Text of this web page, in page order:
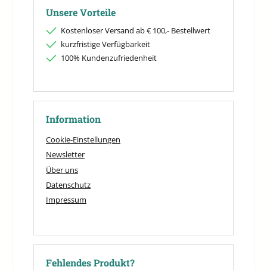
Unsere Vorteile
Kostenloser Versand ab € 100,- Bestellwert
kurzfristige Verfügbarkeit
100% Kundenzufriedenheit
Information
Cookie-Einstellungen
Newsletter
Über uns
Datenschutz
Impressum
Fehlendes Produkt?